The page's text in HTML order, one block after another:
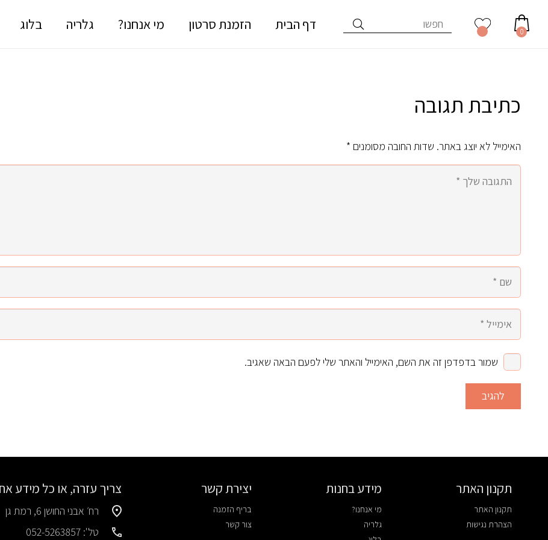
0 דף הבית הזמנת סרטון מי אנחנו? גלריה בלוג
כתיבת תגובה
האימייל לא יוצג באתר. שדות החובה מסומנים *
שמור בדפדפן זה את השם, האימייל והאתר שלי לפעם הבאה שאגיב.
להגיב
תקנון האתר
תקנון האתר
הצהרת נגישות
מידע בחנות
מי אנחנו?
גלריה
יצירת קשר
בריף הזמנה
צור קשר
צריך עזרה, או כל מידע
רח׳ אבני החושן 6, רמת גן
טל': 052-5263857